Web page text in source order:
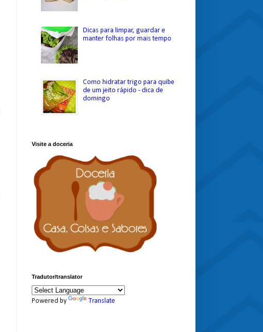
Dicas para limpar, guardar e
manter folhas por mais tempo
Como hidratar trigo para quibe
de um jeito rápido - dica de
domingo
Visite a doceria
Tradutor/translator
Powered by Translate